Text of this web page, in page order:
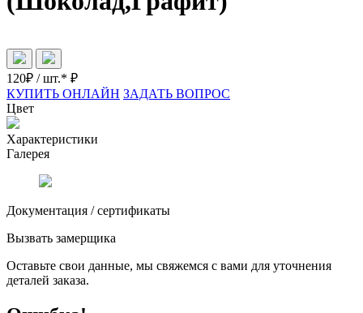
120₽ / шт.* ₽
КУПИТЬ ОНЛАЙН ЗАДАТЬ ВОПРОС
Цвет
Характеристики
Галерея
Документация / сертификаты
Вызвать замерщика
Оставьте свои данные, мы свяжемся с вами для уточнения
деталей заказа.